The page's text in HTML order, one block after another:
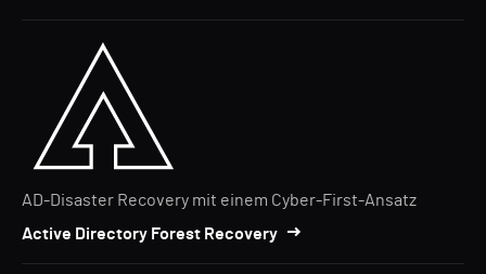
AD-Disaster Recovery mit einem Cyber-First-Ansatz
Active Directory Forest Recovery